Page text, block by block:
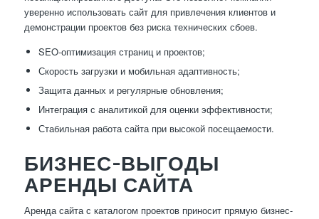
уверенно использовать сайт для привлечения клиентов и
демонстрации проектов без риска технических сбоев.
SEO-оптимизация страниц и проектов;
Скорость загрузки и мобильная адаптивность;
Защита данных и регулярные обновления;
Интеграция с аналитикой для оценки эффективности;
Стабильная работа сайта при высокой посещаемости.
БИЗНЕС-ВЫГОДЫ
АРЕНДЫ САЙТА
Аренда сайта с каталогом проектов приносит прямую бизнес-